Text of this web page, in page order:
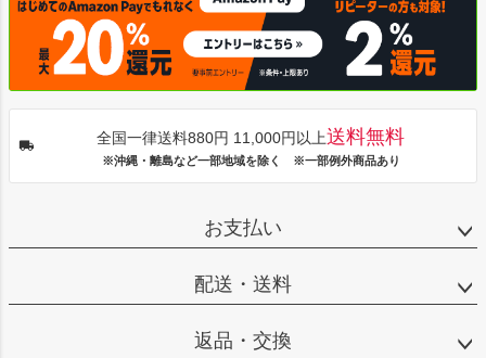
全国一律送料880円 11,000円以上送料無料
※沖縄・離島など一部地域を除く ※一部例外商品あり
お支払い
配送・送料
返品・交換